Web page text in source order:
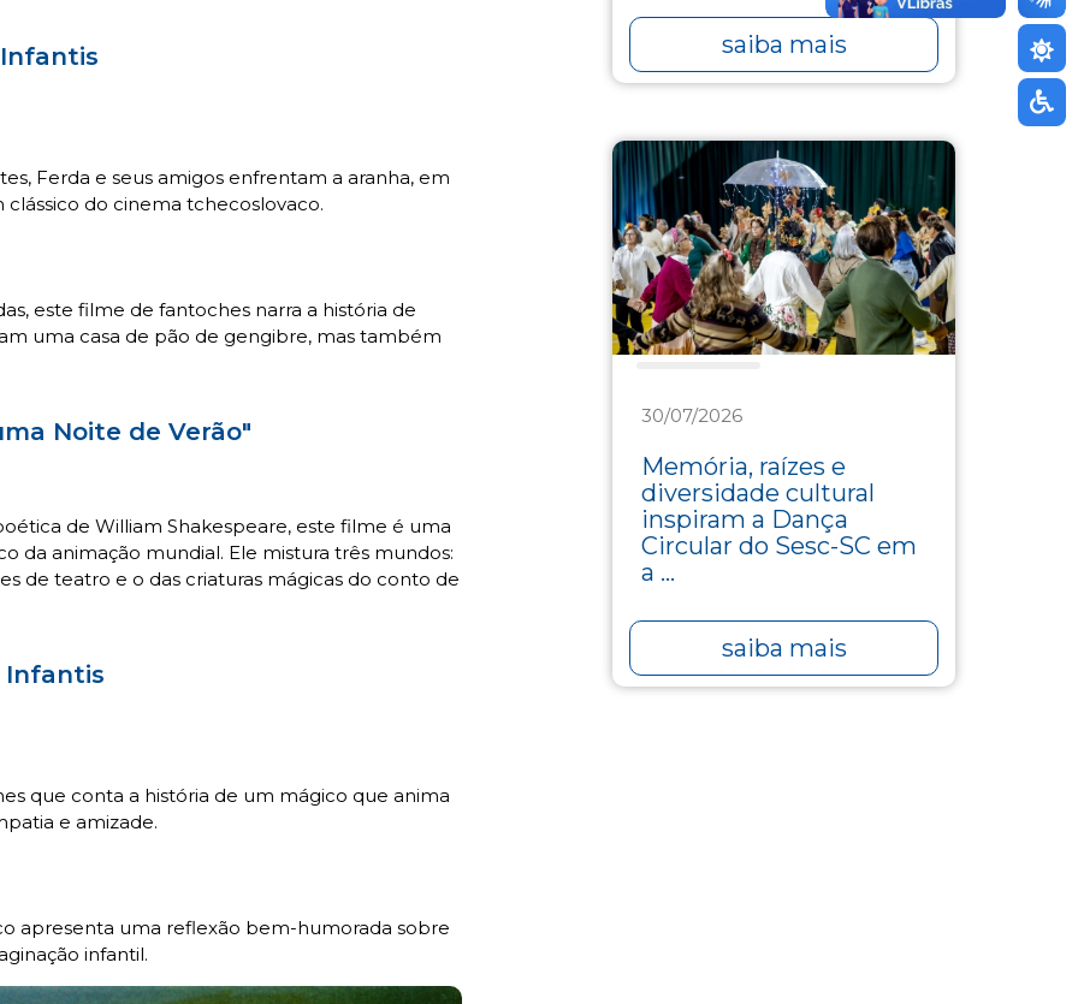
Infantis
Ferda e seus amigos enfrentam a aranha, em
do cinema tchecoslovaco.
este filme de fantoches narra a história de
uma casa de pão de gengibre, mas também
Noite de Verão"
de William Shakespeare, este filme é uma
da animação mundial. Ele mistura três mundos:
de teatro e o das criaturas mágicas do conto de
Infantis
que conta a história de um mágico que anima
e amizade.
apresenta uma reflexão bem-humorada sobre
infantil.
saiba mais
30/07/2026
Memória, raízes e
diversidade cultural
inspiram a Dança
Circular do Sesc-SC em
a ...
saiba mais